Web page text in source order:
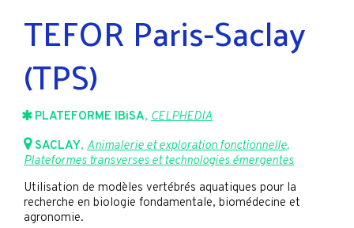
TEFOR Paris-Saclay
(TPS)
PLATEFORME IBiSA, CELPHEDIA
SACLAY, Animalerie et exploration fonctionnelle,
Plateformes transverses et technologies émergentes
Utilisation de modèles vertébrés aquatiques pour la
recherche en biologie fondamentale, biomédecine et
agronomie.